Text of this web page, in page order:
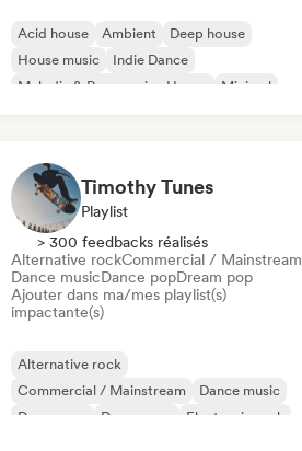
Acid house Ambient
Deep house
House music
Indie Dance
Melodic & Progressive House
Minimal
Timothy Tunes
Playlist
> 300 feedbacks réalisés
Alternative rockCommercial / Mainstream
Dance musicDance popDream pop
Ajouter dans ma/mes playlist(s)
impactante(s)
Alternative rock
Commercial / Mainstream
Dance music
Dance pop
Dream pop
Electronic rock